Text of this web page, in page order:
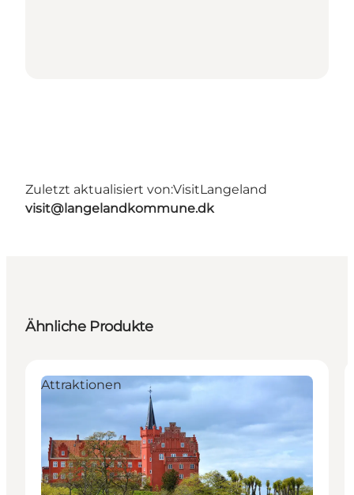
Zuletzt aktualisiert von:VisitLangeland
visit@langelandkommune.dk
Ähnliche Produkte
Attraktionen